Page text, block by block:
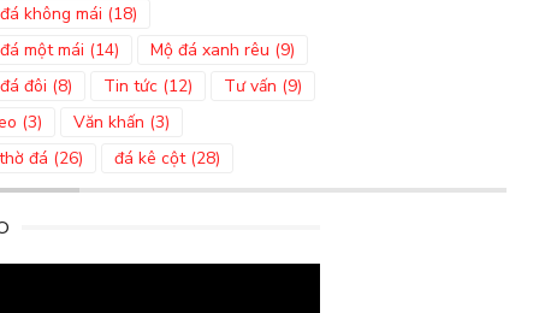
không mái (18)
một mái (14) Mộ đá xanh rêu (9)
đôi (8) Tin tức (12) Tư vấn (9)
(3) Văn khấn (3)
đá (26) đá kê cột(28)